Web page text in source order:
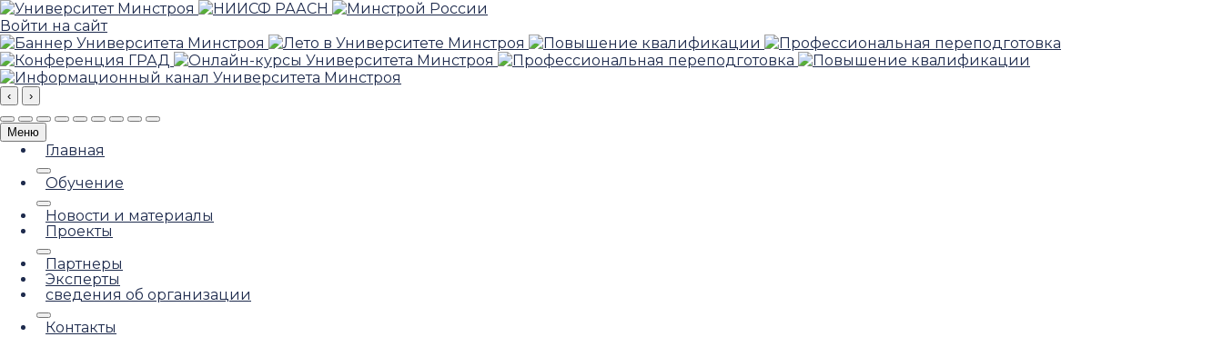
Войти на сайт
‹ ›
Меню
Главная
Обучение
Новости и материалы
Проекты
Партнеры
Эксперты
сведения об организации
Контакты